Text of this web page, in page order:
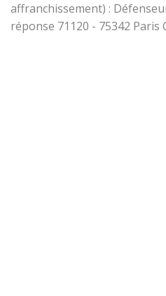
affranchissement) :
réponse 71120 - 75342 Paris